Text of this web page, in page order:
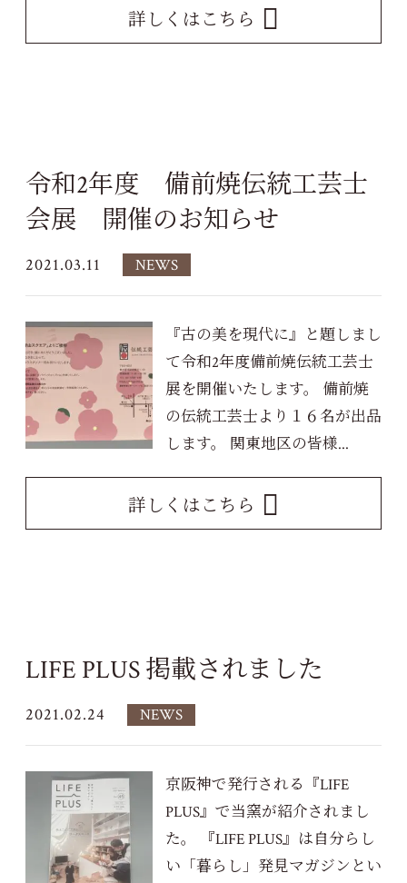
詳しくはこちら
令和2年度 備前焼伝統工芸士
会展 開催のお知らせ
2021.03.11 NEWS
『古の美を現代に』と題しまし
て令和2年度備前焼伝統工芸士
展を開催いたします。 備前焼
の伝統工芸士より１６名が出品
します。 関東地区の皆様...
詳しくはこちら
LIFE PLUS 掲載されました
2021.02.24 NEWS
京阪神で発行される『LIFE
PLUS』で当窯が紹介されまし
た。 『LIFE PLUS』は自分らし
い「暮らし」発見マガジンとい